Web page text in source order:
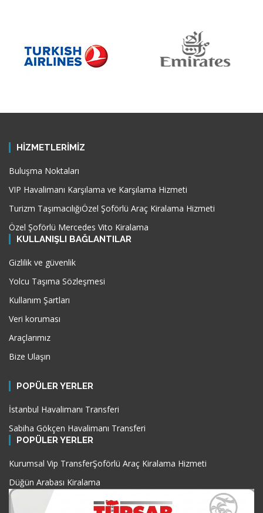
HİZMETLERİMİZ
Buluşma Noktaları
VIP Havalimanı Karşılama ve Karşılama Hizmeti
Turizm TaşımacılığıÖzel Şoförlü Araç Kiralama Hizmeti
Özel Şoförlü Mercedes Vito Kiralama
KULLANIŞLI BAĞLANTILAR
Gizlilik ve güvenlik
Yolcu Taşıma Sözleşmesi
Kullanım Şartları
Veri koruması
Araçlarımız
Bize Ulaşın
POPÜLER YERLER
İstanbul Havalimanı Transferi
Sabiha Gökçen Havalimanı Transferi
POPÜLER YERLER
Kurumsal Vip TransferŞoförlü Araç Kiralama Hizmeti
Düğün Arabası Kiralama